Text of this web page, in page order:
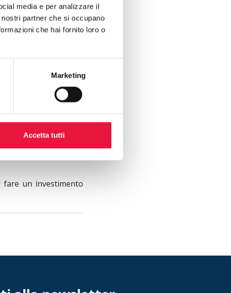
media e per analizzare il
partner che si occupano
che hai fornito loro o
Marketing
Accetta tutti
207
208
invece un luminoso
in ingresso,
strada, nel comune
tra loro:
un investimento